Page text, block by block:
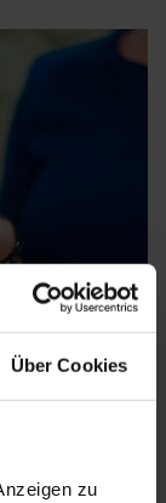
Über Cookies
zu